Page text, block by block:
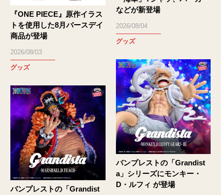
などが新登場
2026/08/04
グッズ
『ONE PIECE』原作イラス
トを使用した8月バースデイ
商品が登場
2026/08/03
グッズ
バンプレストの「Grandist
a」シリーズにモンキー・
D・ルフィ が登場
バンプレストの「Grandist